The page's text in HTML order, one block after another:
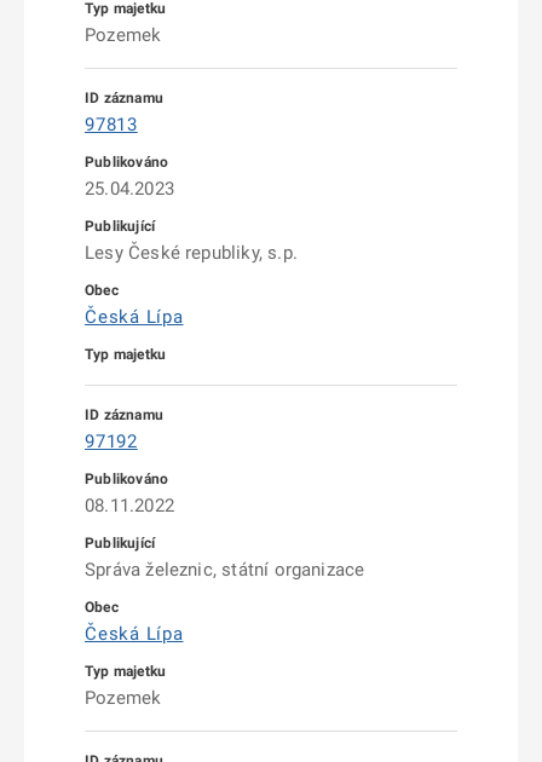
Pozemek
97813
25.04.2023
Lesy České republiky, s.p.
Česká Lípa
97192
08.11.2022
Správa železnic, státní organizace
Česká Lípa
Pozemek